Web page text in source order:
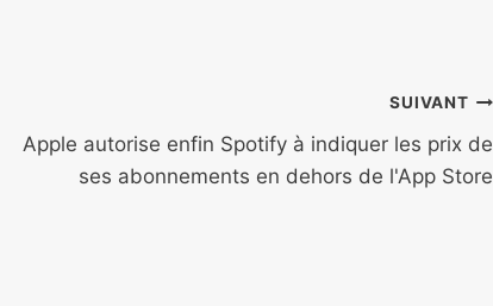
SUIVANT
Apple autorise enfin Spotify à indiquer les prix de
ses abonnements en dehors de l'App Store